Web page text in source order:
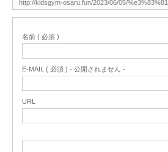
名前 ( 必須 )
E-MAIL ( 必須 ) - 公開されません -
URL